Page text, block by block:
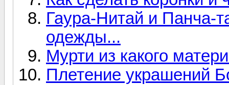
Гаура-Нитай и Панча-
одежды...
Мурти из какого
Плетение украшений